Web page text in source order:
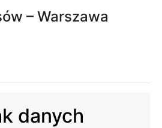
– Warszawa
danych